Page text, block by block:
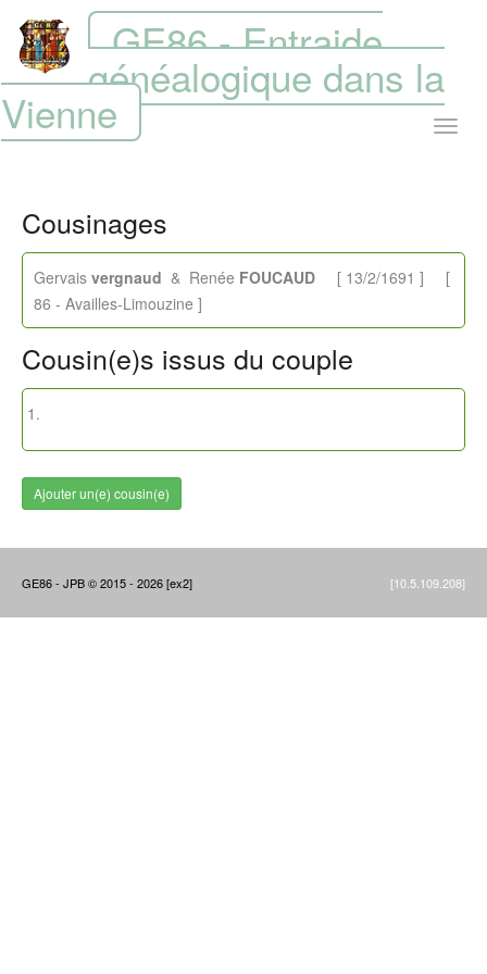
GE86 - Entraide
généalogique dans la
Vienne
Cousinages
Gervais vergnaud & Renée FOUCAUD [ 13/2/1691 ] [
86 - Availles-Limouzine ]
Cousin(e)s issus du couple
Ajouter un(e) cousin(e)
GE86 - JPB © 2015 - 2026 [ex2] [10.5.109.208]